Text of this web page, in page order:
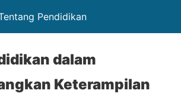
Pendidikan
dalam
Keterampilan